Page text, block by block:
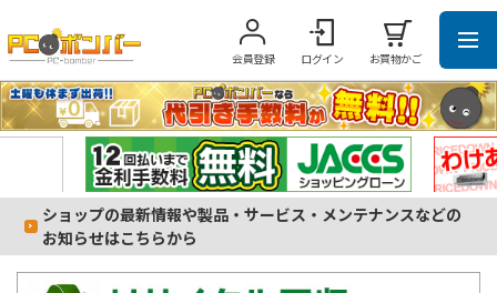
会員登録 ログイン お買物かご
ショップの最新情報や製品・サービス・メンテナンスなどの
お知らせはこちらから